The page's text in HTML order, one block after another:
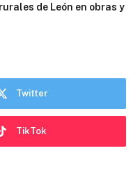
de León en obras y
Twitter
TikTok